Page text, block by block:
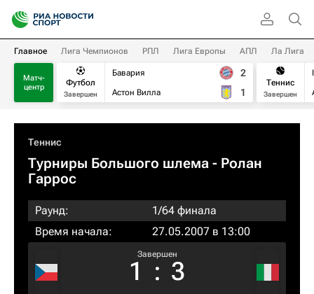
Главное Лига Чемпионов РПЛ Лига Европы АПЛ Ла Лига
Матч-
центр
Футбол
Завершен
Бавария
Астон Вилла
2
1
Теннис
Завершен
Теннис
Турниры Большого шлема - Ролан
Гаррос
Раунд:
1/64 финала
Время начала:
27.05.2007 в 13:00
Завершен
1 : 3